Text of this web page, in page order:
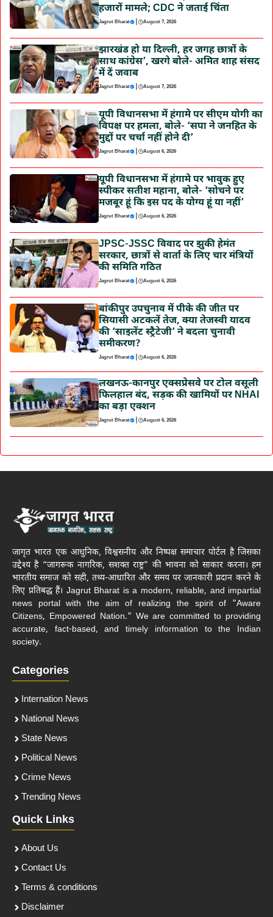
हजारों मामले; CDC ने जताई चिंता
Jagrut Bharat | August 7, 2026
झारखंड हो या दिल्ली, हर जगह छात्रों के
साथ कांग्रेस’, खरगे बोले- अमित शाह संसद
में दें जवाब
Jagrut Bharat | August 7, 2026
यूपी विधानसभा में हंगामे पर सीएम योगी का
विपक्ष पर हमला, बोले- ‘सपा ने जनहित के
मुद्दों पर चर्चा नहीं होने दी’
Jagrut Bharat | August 6, 2026
यूपी विधानसभा में हंगामे पर भावुक हुए
स्पीकर सतीश महाना, बोले- ‘सोचने पर
मजबूर हूं कि इस पद के योग्य हूं या नहीं’
Jagrut Bharat | August 6, 2026
JPSC-JSSC विवाद पर झुकी हेमंत
सरकार, छात्रों से वार्ता के लिए चार मंत्रियों
की समिति गठित
Jagrut Bharat | August 6, 2026
बांकीपुर उपचुनाव में पीके की जीत पर
सियासी अटकलें तेज, क्या तेजस्वी यादव
की ‘साइलेंट स्ट्रैटेजी’ ने बदला चुनावी
समीकरण?
Jagrut Bharat | August 6, 2026
लखनऊ-कानपुर एक्सप्रेसवे पर टोल वसूली
फिलहाल बंद, सड़क की खामियों पर NHAI
का बड़ा एक्शन
Jagrut Bharat | August 6, 2026
जागृत भारत एक आधुनिक, विश्वसनीय और निष्पक्ष समाचार पोर्टल है जिसका
उद्देश्य है “जागरूक नागरिक, सशक्त राष्ट्र” की भावना को साकार करना। हम
भारतीय समाज को सही, तथ्य-आधारित और समय पर जानकारी प्रदान करने के
लिए प्रतिबद्ध हैं। Jagrut Bharat is a modern, reliable, and impartial
news portal with the aim of realizing the spirit of "Aware
Citizens, Empowered Nation." We are committed to providing
accurate, fact-based, and timely information to the Indian
society.
Categories
Internation News
National News
State News
Political News
Crime News
Trending News
Quick Links
About Us
Contact Us
Terms & conditions
Disclaimer